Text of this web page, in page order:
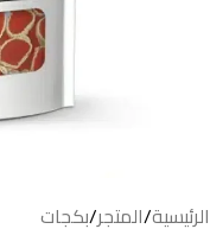
الرئيسية/المتجر/بكجات